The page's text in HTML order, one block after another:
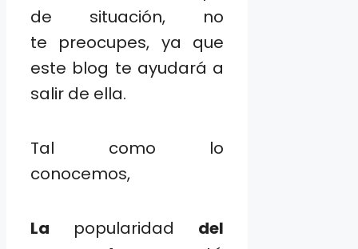
de situación, no
te preocupes, ya que
este blog te ayudará a
salir de ella.
Tal como lo
conocemos,
La popularidad del